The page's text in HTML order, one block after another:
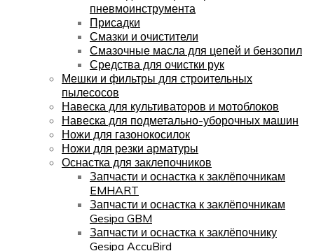
пневмоинструмента
Присадки
Смазки и очистители
Смазочные масла для цепей и бензопил
Средства для очистки рук
Мешки и фильтры для строительных
пылесосов
Навеска для культиваторов и мотоблоков
Навеска для подметально-уборочных машин
Ножи для газонокосилок
Ножи для резки арматуры
Оснастка для заклепочников
Запчасти и оснастка к заклёпочникам
EMHART
Запчасти и оснастка к заклёпочникам
Gesipa GBM
Запчасти и оснастка к заклёпочнику
Gesipa AccuBird